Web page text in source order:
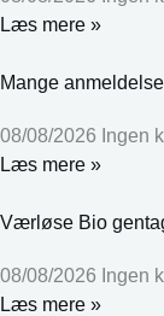
Læs mere »
Mange
08/08/2026 Ingen
Læs mere »
Værløse Bio
08/08/2026 Ingen
Læs mere »